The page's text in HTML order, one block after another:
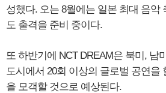
성했다. 오는 8월에는 일본 최대 음악
도 출격을 준비 중이다.
또 하반기에 NCT DREAM은 북미, 남
도시에서 20회 이상의 글로벌 공연을
을 모객할 것으로 예상된다.